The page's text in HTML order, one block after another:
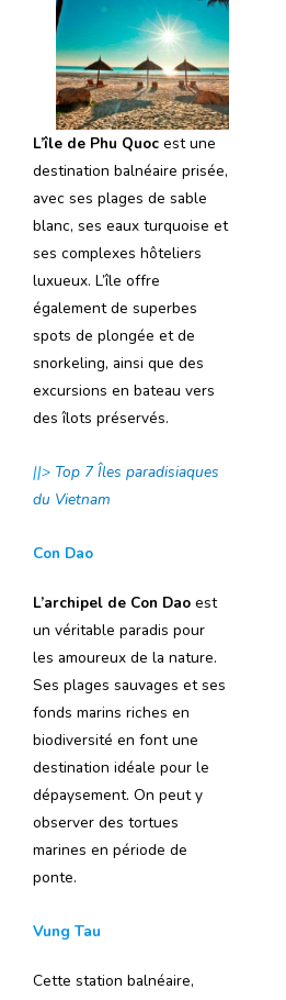
L’île de Phu Quoc est une
destination balnéaire prisée,
avec ses plages de sable
blanc, ses eaux turquoise et
ses complexes hôteliers
luxueux. L’île offre
également de superbes
spots de plongée et de
snorkeling, ainsi que des
excursions en bateau vers
des îlots préservés.
||> Top 7 Îles paradisiaques
du Vietnam
Con Dao
L’archipel de Con Dao est
un véritable paradis pour
les amoureux de la nature.
Ses plages sauvages et ses
fonds marins riches en
biodiversité en font une
destination idéale pour le
dépaysement. On peut y
observer des tortues
marines en période de
ponte.
Vung Tau
Cette station balnéaire,